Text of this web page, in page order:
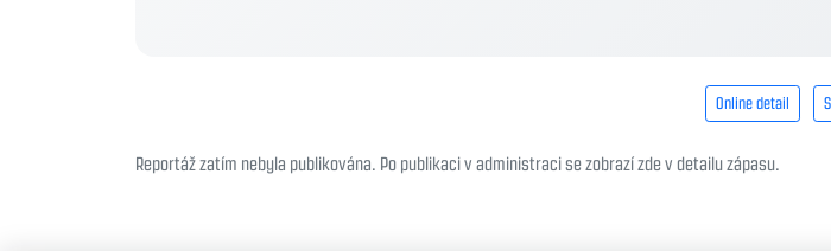
Online detail
Reportáž zatím nebyla publikována. Po publikaci v administraci se zobrazí zde v detailu zápasu.